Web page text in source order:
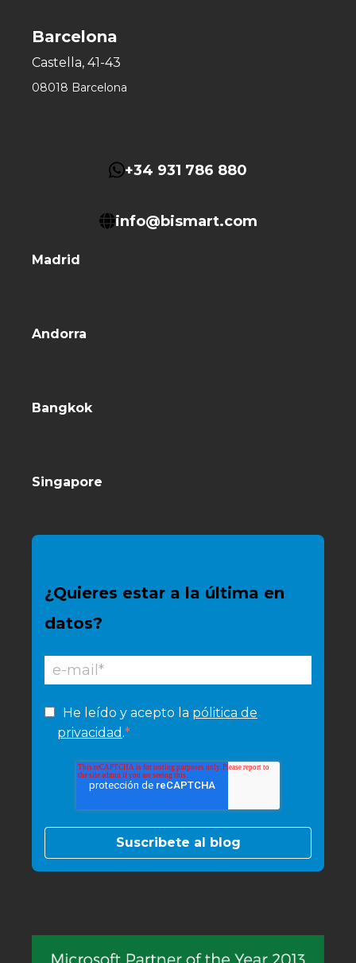
Barcelona
Castella, 41-43
08018 Barcelona
+34 931 786 880
info@bismart.com
Madrid
Andorra
Bangkok
Singapore
¿Quieres estar a la última en
datos?
He leído y acepto la pólitica de
privacidad .*